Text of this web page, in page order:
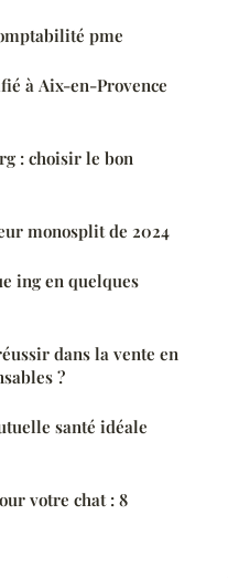
pme
à Aix-en-Provence
: choisir le bon
monosplit de 2024
ing en quelques
dans la vente en
?
santé idéale
votre chat : 8